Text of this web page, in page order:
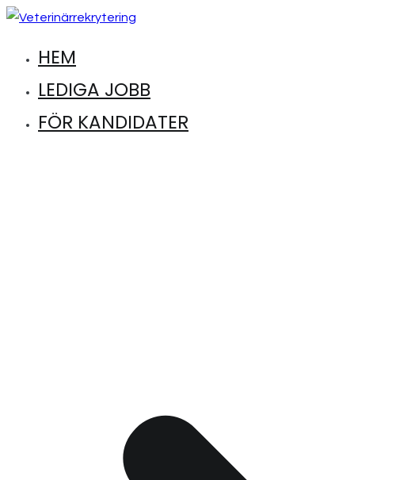
Hoppa
innehåll
Veterinärrekrytering
Hitta lediga jobb inom djursjukvård
HEM
LEDIGA JOBB
FÖR KANDIDATER